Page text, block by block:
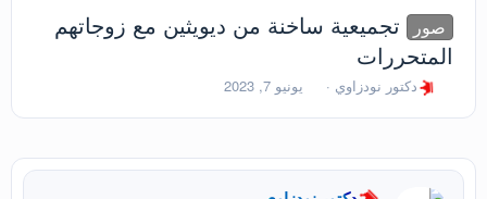
صور
تجميعية ساخنة من ديويثين مع زوجاتهم
المتحررات
ب
د
ا
دكتور نودزاوي
ت
ر
خ
يونيو 7, 2023